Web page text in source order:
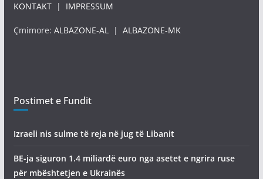
KONTAKT| IMPRESSUM
Çmimore: ALBAZONE-AL| ALBAZONE-MK
Postimet e Fundit
Izraeli nis sulme të reja në jug të Libanit
BE-ja siguron 1.4 miliardë euro nga asetet e ngrira ruse
për mbështetjen e Ukrainës